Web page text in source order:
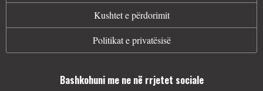
Kushtet e përdorimit
Politikat e privatësisë
Bashkohuni me ne në rrjetet sociale